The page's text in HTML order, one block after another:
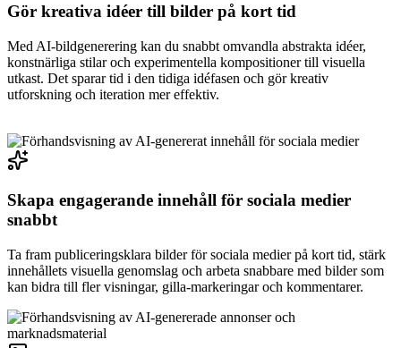
Gör kreativa idéer till bilder på kort tid
Med AI-bildgenerering kan du snabbt omvandla abstrakta idéer,
konstnärliga stilar och experimentella kompositioner till visuella
utkast. Det sparar tid i den tidiga idéfasen och gör kreativ
utforskning och iteration mer effektiv.
Skapa engagerande innehåll för sociala medier
snabbt
Ta fram publiceringsklara bilder för sociala medier på kort tid, stärk
innehållets visuella genomslag och arbeta snabbare med bilder som
kan bidra till fler visningar, gilla-markeringar och kommentarer.